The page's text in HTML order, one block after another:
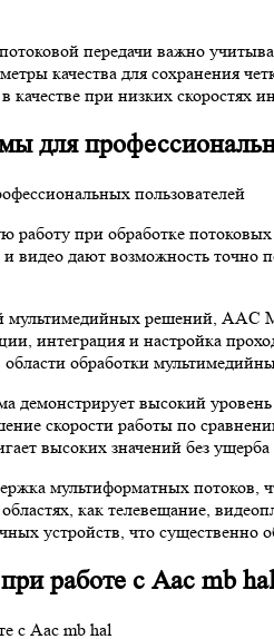
передачи важно
качества для сохранения
при низких скоростях
для
работу при обработке
и видео дают возможность
мультимедийных решений,
интеграция и настройка
обработки
демонстрирует высокий
скорости работы по
высоких значений без ущерба
мультиформатных потоков,
как телевещание,
устройств, что существенно
работе с Aac mb